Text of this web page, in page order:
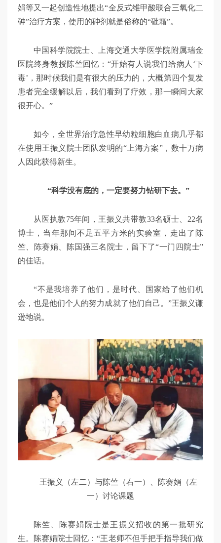
娟等又一起创造性地提出“全反式维甲酸联合三氧化二
砷”治疗方案，使用的砷剂就是俗称的“砒霜”。
中国科学院院士、上海交通大学医学院附属瑞金
医院终身教授陈竺回忆：“开始有人说我们给病人‘下
毒’，那时候我们是有很大的压力的，大概第四个复发
患者完全缓解以后，我们看到了疗效，那一瞬间大家
很开心。”
如今，全世界治疗急性早幼粒细胞白血病几乎都
在使用王振义院士团队发明的“上海方案”，数十万病
人因此获得新生。
“科学没有底的，一定要努力钻研下去。”
从医执教75年间，王振义共带教33名硕士、22名
博士，当年那间不足五平方米的实验室，走出了陈
竺、陈赛娟、陈国强三名院士，留下了“一门四院士”
的佳话。
“不是我培养了他们，是时代、国家给了他们机
会，也是他们个人的努力成就了他们自己。”王振义谦
逊地说。
王振义（左二）与陈竺（右一）、陈赛娟（左
一）讨论课题
陈竺、陈赛娟院士是王振义招收的第一批研究
生。陈赛娟院士回忆：“王老师不但手把手指导我们做